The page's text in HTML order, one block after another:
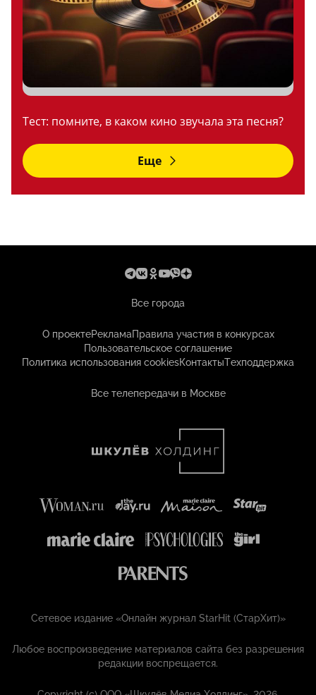
Тест: помните, в каком кино звучала эта песня?
Еще
Все города
О проектеРекламаПравила участия в конкурсах
Пользовательское соглашение
Политика использования cookiesКонтактыТехподдержка
Все телепередачи в Москве
Сетевое издание «Онлайн журнал StarHit (СтарХит)»
Любое воспроизведение материалов сайта без разрешения
редакции воспрещается.